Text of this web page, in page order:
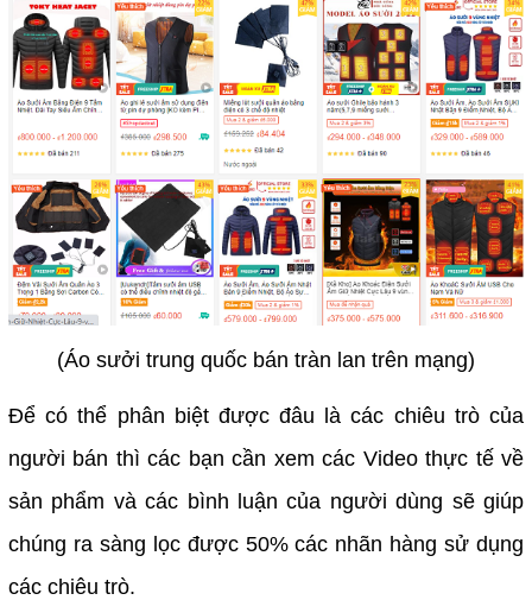
(Áo sưởi trung quốc bán tràn lan trên mạng)
Để có thể phân biệt được đâu là các chiêu trò của
người bán thì các bạn cần xem các Video thực tế về
sản phẩm và các bình luận của người dùng sẽ giúp
chúng ra sàng lọc được 50% các nhãn hàng sử dụng
các chiêu trò.